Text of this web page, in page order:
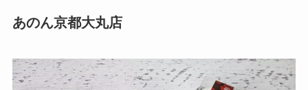
あのん京都大丸店